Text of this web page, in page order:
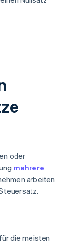
oder
mehrere
arbeiten
die meisten